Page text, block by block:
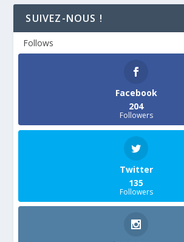
SUIVEZ-NOUS !
Follows
Facebook
204
Followers
Twitter
135
Followers